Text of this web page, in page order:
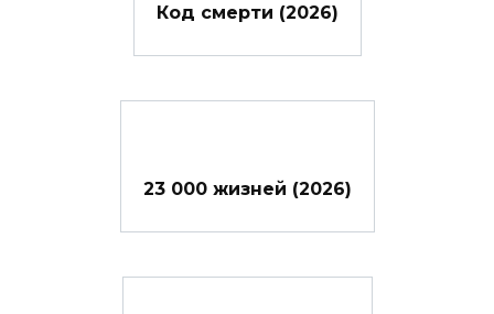
Код смерти (2026)
23 000 жизней (2026)